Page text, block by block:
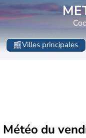
Villes principales
Météo du